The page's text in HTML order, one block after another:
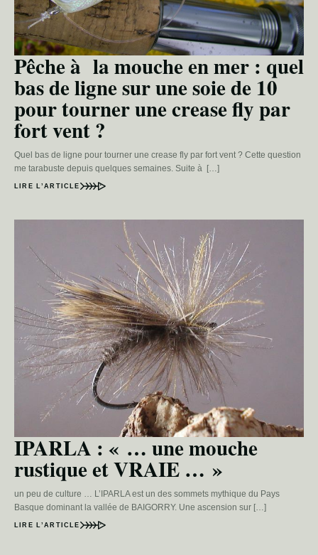
Pêche à la mouche en mer : quel
bas de ligne sur une soie de 10
pour tourner une crease fly par
fort vent ?
Quel bas de ligne pour tourner une crease fly par fort vent ? Cette question
me tarabuste depuis quelques semaines. Suite à […]
LIRE L’ARTICLE
IPARLA : « … une mouche
rustique et VRAIE … »
un peu de culture … L’IPARLA est un des sommets mythique du Pays
Basque dominant la vallée de BAIGORRY. Une ascension sur […]
LIRE L’ARTICLE